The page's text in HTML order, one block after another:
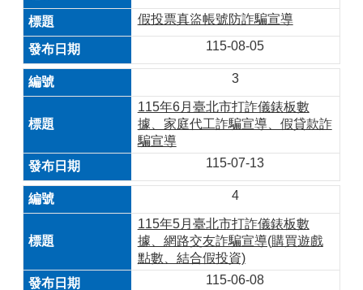
假投票真盜帳號防詐騙宣導
115-08-05
3
115年6月臺北市打詐儀錶板數
據、家庭代工詐騙宣導、假貸款詐
騙宣導
115-07-13
4
115年5月臺北市打詐儀錶板數
據、網路交友詐騙宣導(購買遊戲
點數、結合假投資)
115-06-08